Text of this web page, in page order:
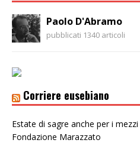
Paolo D'Abramo
pubblicati 1340 articoli
Corriere eusebiano
Estate di sagre anche per i
Fondazione Marazzato